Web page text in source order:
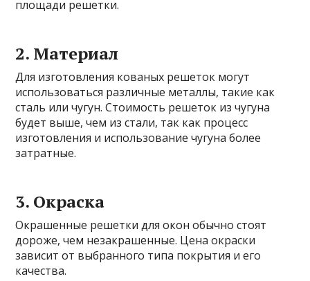
площади решетки.
2. Материал
Для изготовления кованых решеток могут
использоваться различные металлы, такие как
сталь или чугун. Стоимость решеток из чугуна
будет выше, чем из стали, так как процесс
изготовления и использование чугуна более
затратные.
3. Окраска
Окрашенные решетки для окон обычно стоят
дороже, чем незакрашенные. Цена окраски
зависит от выбранного типа покрытия и его
качества.